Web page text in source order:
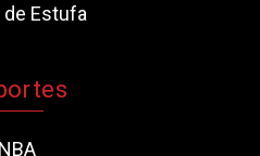
de Estufa
NBA